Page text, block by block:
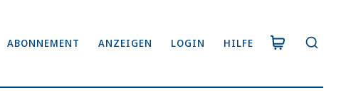
ABONNEMENT ANZEIGEN LOGIN HILFE